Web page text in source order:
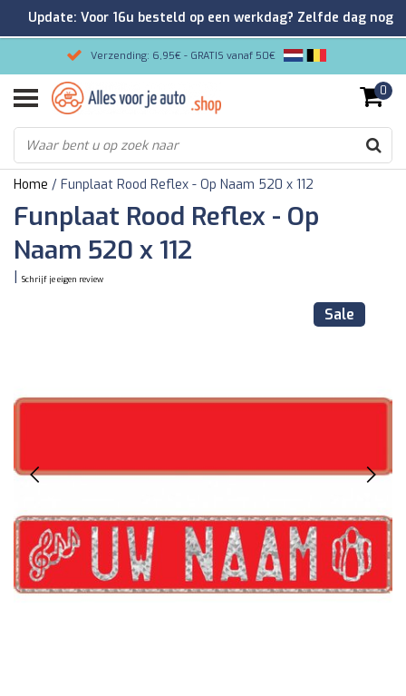
Verzending: 6,95€ - GRATIS vanaf 50€
Gemakkelijk bestellen/Veilig betalen
9.2/10 Klantenrating via Kiyoh!
0
Home / Funplaat Rood Reflex - Op Naam 520 x 112
Funplaat Rood Reflex - Op
Naam 520 x 112
Schrijf je eigen review
Sale
Update: Voor 16u besteld op een werkdag? Zelfde dag nog
verzonden!